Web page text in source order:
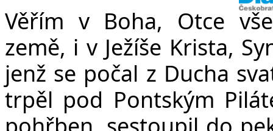
Věřím v Boha, Otce
země, i v Ježíše Krista,
jenž se počal z Ducha
trpěl pod Pontským